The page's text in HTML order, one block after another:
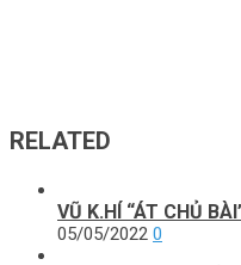
RELATED
VŨ K.HÍ “ÁT CHỦ
05/05/2022 0